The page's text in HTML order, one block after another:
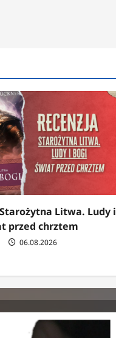
Starożytna Litwa. Ludy i
przed chrztem
06.08.2026